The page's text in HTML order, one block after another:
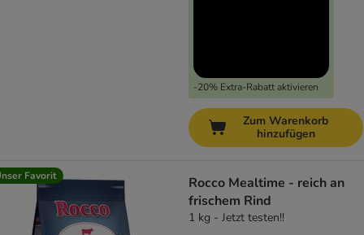
-20% Extra-Rabatt aktivieren
Zum Warenkorb
hinzufügen
Favorit
Rocco Mealtime - reich an
frischem Rind
1 kg - Jetzt testen!!